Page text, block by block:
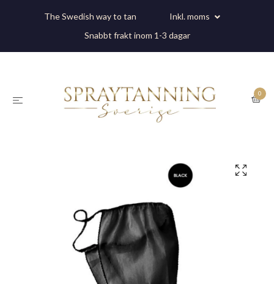
The Swedish way to tan
Inkl. moms
Snabbt frakt inom 1-3 dagar
0